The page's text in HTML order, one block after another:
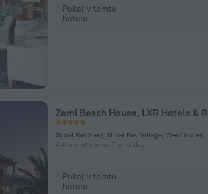
Pokoj v tomto
hotelu
Zemi Beach House, LXR Hotels &
Shoal Bay East, Shoal Bay Village, West Indies,
4,4 km od centra The Valley
Pokoj v tomto
hotelu